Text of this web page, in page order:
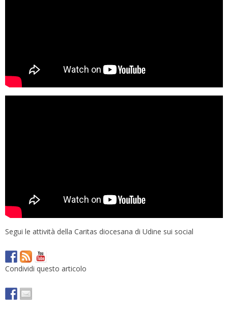
Segui le attività della Caritas diocesana di Udine sui social
Condividi questo articolo